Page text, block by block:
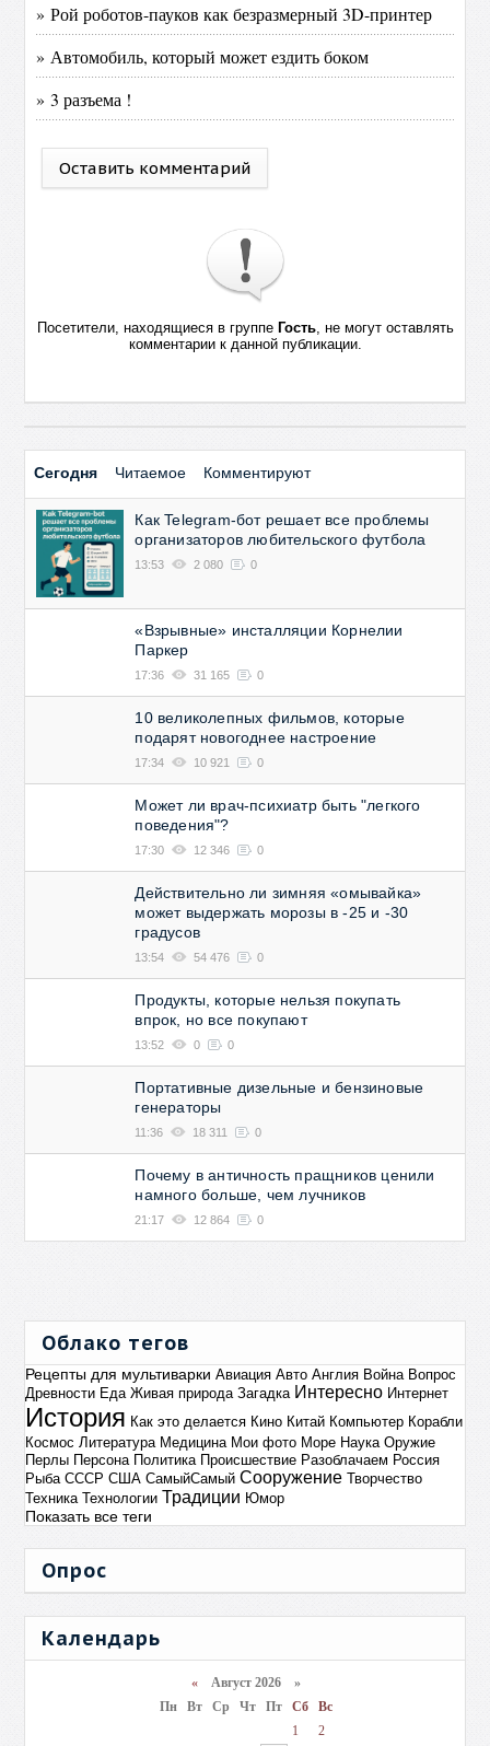
» Рой роботов-пауков как безразмерный 3D-принтер
» Автомобиль, который может ездить боком
» 3 разъема !
Оставить комментарий
Посетители, находящиеся в группе Гость, не могут оставлять
комментарии к данной публикации.
Сегодня Читаемое Комментируют
Как Telegram-бот решает все проблемы
организаторов любительского футбола
13:53 2 080 0
«Взрывные» инсталляции Корнелии
Паркер
17:36 31 165 0
10 великолепных фильмов, которые
подарят новогоднее настроение
17:34 10 921 0
Может ли врач-психиатр быть "легкого
поведения"?
17:30 12 346 0
Действительно ли зимняя «омывайка»
может выдержать морозы в -25 и -30
градусов
13:54 54 476 0
Продукты, которые нельзя покупать
впрок, но все покупают
13:52 0 0
Портативные дизельные и бензиновые
генераторы
11:36 18 311 0
Почему в античность пращников ценили
намного больше, чем лучников
21:17 12 864 0
Облако тегов
Рецепты для мультиварки Авиация Авто Англия Война Вопрос
Древности Еда Живая природа Загадка Интересно Интернет
История Как это делается Кино Китай Компьютер Корабли
Космос Литература Медицина Мои фото Море Наука Оружие
Перлы Персона Политика Происшествие Разоблачаем Россия
Рыба СССР США СамыйСамый Сооружение Творчество
Техника Технологии Традиции Юмор
Показать все теги
Опрос
Календарь
«Август 2026 »
Пн
Вт Ср Чт Пт Сб
Вс
1
2